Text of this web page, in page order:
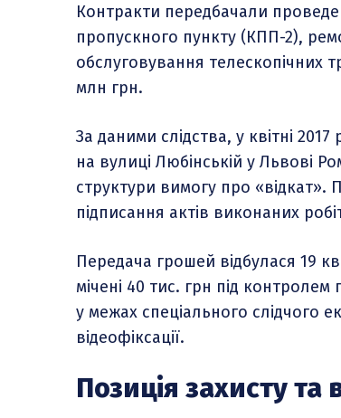
Контракти передбачали
пропускного пункту (КПП-2),
обслуговування телескопічних
млн грн.
За даними слідства, у квітні
на вулиці Любінській у Львові
структури вимогу про «відкат».
підписання актів виконаних
Передача грошей відбулася 19
мічені 40 тис. грн під
у межах спеціального слідчого
відеофіксації.
Позиція захисту